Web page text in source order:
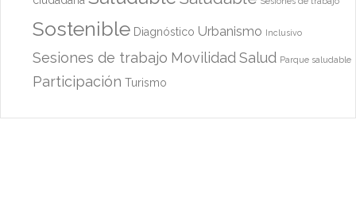
Sostenible Diagnóstico Urbanismo Inclusivo
Sesiones de trabajo Movilidad Salud Parque saludable
Participación Turismo